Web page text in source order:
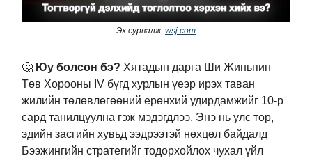
Эх сурвалж: wsj.com
🤔 Юу болсон бэ? Хятадын дарга Ши Жиньпин
Төв Хорооны IV бүгд хурлын үеэр ирэх таван
жилийн төлөвлөгөөний ерөнхий удирдамжийг 10-р
сард танилцуулна гэж мэдэгдлээ. Энэ нь улс төр,
эдийн засгийн хувьд ээдрээтэй нөхцөл байдалд
Бээжингийн стратегийг тодорхойлох чухал үйл